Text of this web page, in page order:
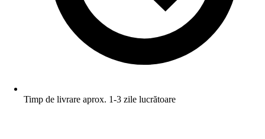
Timp de livrare aprox. 1-3 zile lucrătoare